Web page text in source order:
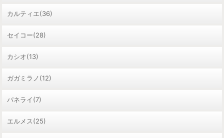
カルティエ(36)
セイコー(28)
カシオ(13)
ガガミラノ(12)
パネライ(7)
エルメス(25)